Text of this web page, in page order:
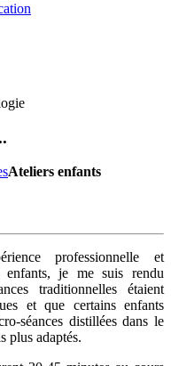
Ateliers enfants
professionnelle et
enfants, je me suis rendu
traditionnelles étaient
et que certains enfants
séances distillées dans le
plus adaptés.